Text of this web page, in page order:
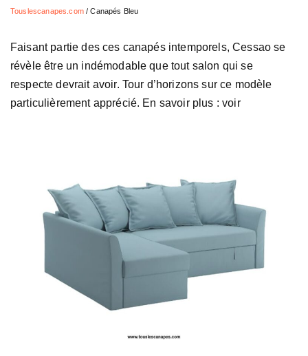
Touslescanapes.com/Canapés Bleu
Faisant partie des ces canapés intemporels, Cessao se
révèle être un indémodable que tout salon qui se
respecte devrait avoir. Tour d’horizons sur ce modèle
particulièrement apprécié. En savoir plus : voir